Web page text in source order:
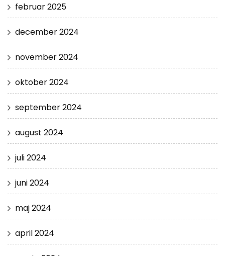
februar 2025
december 2024
november 2024
oktober 2024
september 2024
august 2024
juli 2024
juni 2024
maj 2024
april 2024